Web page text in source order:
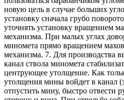
новую цель в случае больших
установку сначала грубо
уточнять установку вращением
механизма. При малых углах
миномета прямо вращением
механизма. 7. Для производства
канал ствола миномета
центрующее утолщение. Как
утолщения мины войдет в канал
отпустить мину, быстро отвести